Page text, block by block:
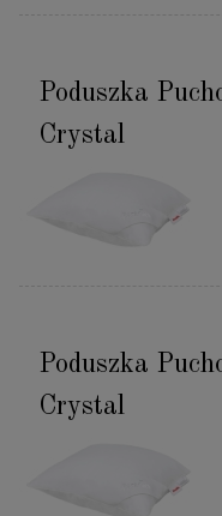
Poduszka
Crystal
Poduszka
Crystal